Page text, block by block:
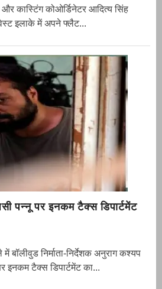
कास्टिंग कोओर्डिनेटर आदित्य सिंह
इलाके में अपने फ्लैट...
पन्नू पर इनकम टैक्स डिपार्टमेंट
बॉलीवुड निर्माता-निर्देशक अनुराग कश्यप
इनकम टैक्स डिपार्टमेंट का...